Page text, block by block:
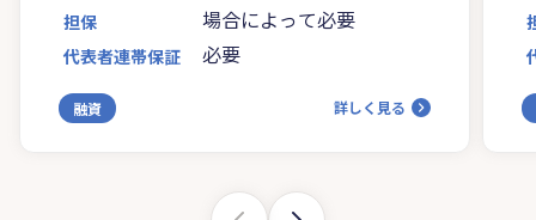
担保 場合によって必要
代表者連帯保証 必要
融資 詳しく見る